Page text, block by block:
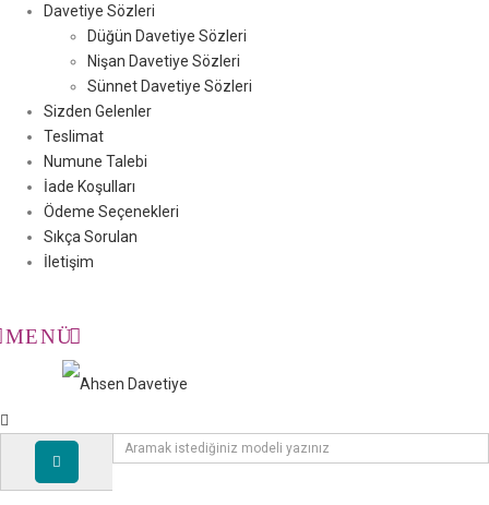
Davetiye Sözleri
Düğün Davetiye Sözleri
Nişan Davetiye Sözleri
Sünnet Davetiye Sözleri
Sizden Gelenler
Teslimat
Numune Talebi
İade Koşulları
Ödeme Seçenekleri
Sıkça Sorulan
İletişim
MENÜ